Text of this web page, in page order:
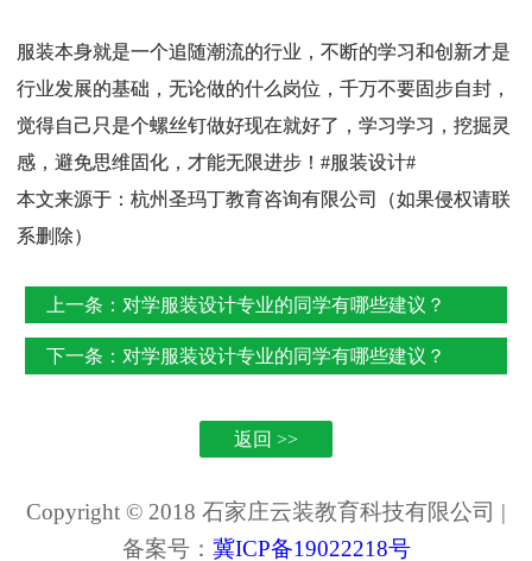
服装本身就是一个追随潮流的行业，不断的学习和创新才是
行业发展的基础，无论做的什么岗位，千万不要固步自封，
觉得自己只是个螺丝钉做好现在就好了，学习学习，挖掘灵
感，避免思维固化，才能无限进步！#服装设计#
本文来源于：杭州圣玛丁教育咨询有限公司（如果侵权请联
系删除）
上一条： 对学服装设计专业的同学有哪些建议？
下一条： 对学服装设计专业的同学有哪些建议？
返回 >>
Copyright © 2018 石家庄云装教育科技有限公司 |
备案号： 冀ICP备19022218号